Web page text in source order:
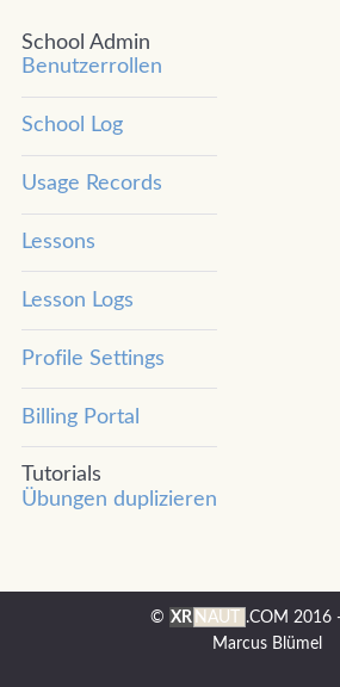
School Admin
Benutzerrollen
School Log
Usage Records
Lessons
Lesson Logs
Profile Settings
Billing Portal
Tutorials
Übungen duplizieren
© XR NAUT .COM 2016
Marcus Blümel